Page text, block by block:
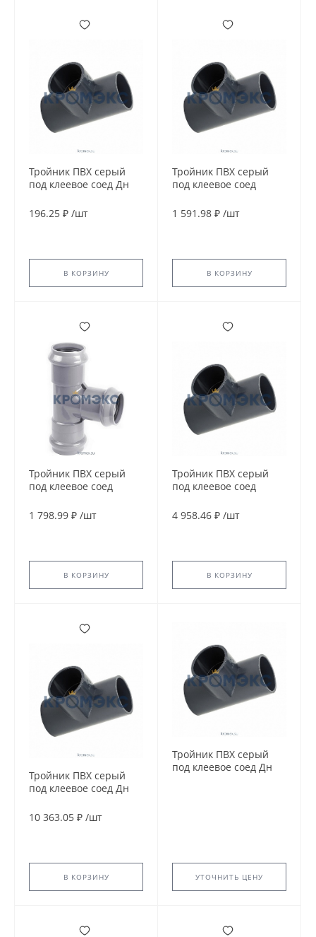
Тройник ПВХ серый
под клеевое соед Дн
напорный EFFAST
196.25 ₽ /шт
В КОРЗИНУ
Тройник ПВХ серый
под клеевое соед
110х63х90гр Ру16
1 591.98 ₽ /шт
В КОРЗИНУ
Тройник ПВХ серый
под клеевое соед
160х110х90гр Ру10
1 798.99 ₽ /шт
В КОРЗИНУ
Тройник ПВХ серый
под клеевое соед
160х110х90гр Ру16
4 958.46 ₽ /шт
В КОРЗИНУ
Тройник ПВХ серый
под клеевое соед Дн
напорный EFFAST
10 363.05 ₽ /шт
В КОРЗИНУ
Тройник ПВХ серый
под клеевое соед Дн
УТОЧНИТЬ ЦЕНУ